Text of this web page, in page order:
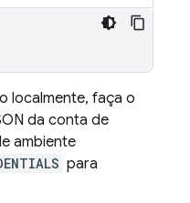
localmente, faça o
da conta de
ambiente
para